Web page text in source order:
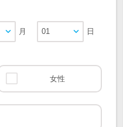
月 01 日
女性